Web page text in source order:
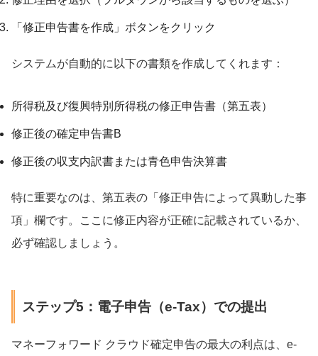
「修正申告書を作成」ボタンをクリック
システムが自動的に以下の書類を作成してくれます：
所得税及び復興特別所得税の修正申告書（第五表）
修正後の確定申告書B
修正後の収支内訳書または青色申告決算書
特に重要なのは、第五表の「修正申告によって異動した事
項」欄です。ここに修正内容が正確に記載されているか、
必ず確認しましょう。
ステップ5：電子申告（e-Tax）での提出
マネーフォワード クラウド確定申告の最大の利点は、e-